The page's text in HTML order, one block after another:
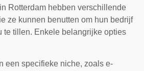
Rotterdam hebben verschillende
ze kunnen benutten om hun bedrijf
te tillen. Enkele belangrijke opties
een specifieke niche, zoals e-